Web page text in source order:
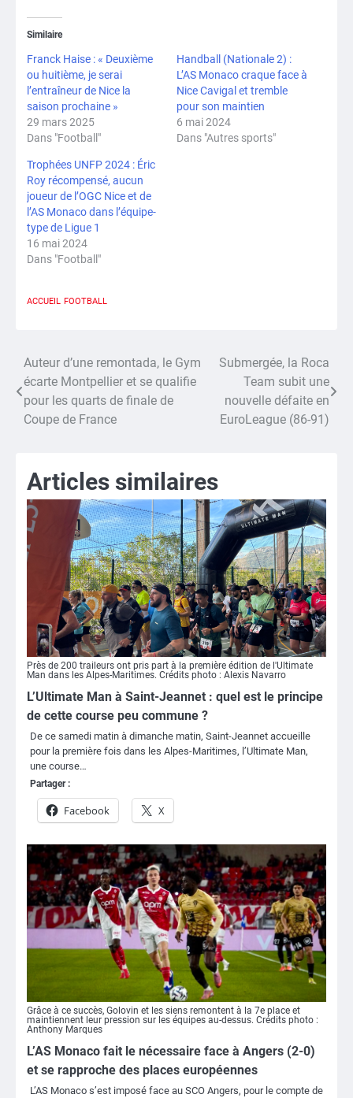
Similaire
Franck Haise : « Deuxième
ou huitième, je serai
l’entraîneur de Nice la
saison prochaine »
29 mars 2025
Dans "Football"
Handball (Nationale 2) :
L’AS Monaco craque face à
Nice Cavigal et tremble
pour son maintien
6 mai 2024
Dans "Autres sports"
Trophées UNFP 2024 : Éric
Roy récompensé, aucun
joueur de l’OGC Nice et de
l’AS Monaco dans l’équipe-
type de Ligue 1
16 mai 2024
Dans "Football"
ACCUEIL FOOTBALL
Navigation
de
l’article
Auteur d’une remontada, le Gym
écarte Montpellier et se qualifie
pour les quarts de finale de
Coupe de France
Submergée, la Roca
Team subit une
nouvelle défaite en
EuroLeague (86-91)
Articles similaires
Près de 200 traileurs ont pris part à la première édition de l'Ultimate
Man dans les Alpes-Maritimes. Crédits photo : Alexis Navarro
L’Ultimate Man à Saint-Jeannet : quel est le principe
de cette course peu commune ?
De ce samedi matin à dimanche matin, Saint-Jeannet accueille
pour la première fois dans les Alpes-Maritimes, l’Ultimate Man,
une course…
Partager :
Facebook X
Grâce à ce succès, Golovin et les siens remontent à la 7e place et
maintiennent leur pression sur les équipes au-dessus. Crédits photo :
Anthony Marques
L’AS Monaco fait le nécessaire face à Angers (2-0)
et se rapproche des places européennes
L’AS Monaco s’est imposé face au SCO Angers, pour le compte de